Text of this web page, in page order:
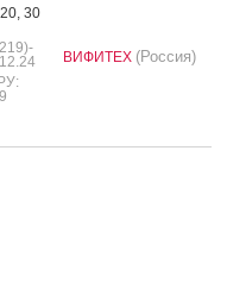
30
ВИФИТЕХ (Россия)